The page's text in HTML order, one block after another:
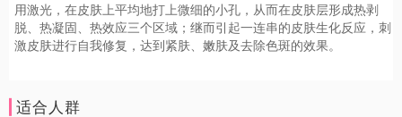
用激光，在皮肤上平均地打上微细的小孔，从而在皮肤层形成热剥
脱、热凝固、热效应三个区域；继而引起一连串的皮肤生化反应，刺
激皮肤进行自我修复，达到紧肤、嫩肤及去除色斑的效果。
适合人群